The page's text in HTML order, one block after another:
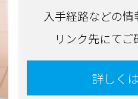
入手経路などの
リンク先にてご
詳しく